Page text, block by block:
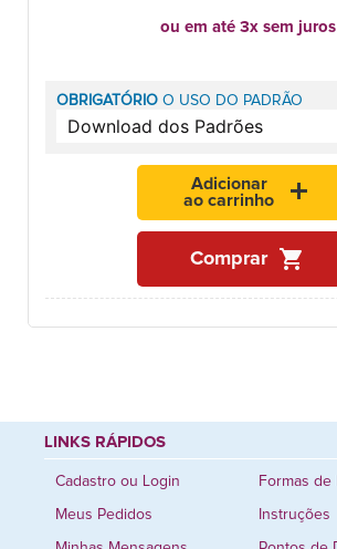
ou em até 3x sem juros
OBRIGATÓRIO O USO DO PADRÃO
Adicionar
ao carrinho
add
Comprar shopping_cart
LINKS RÁPIDOS
Cadastro ou Login
Meus Pedidos
Formas de
Instruções